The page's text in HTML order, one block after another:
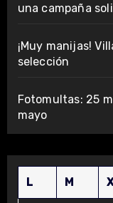
una campaña
¡Muy manijas!
selección
Fotomultas: 25
mayo
L M